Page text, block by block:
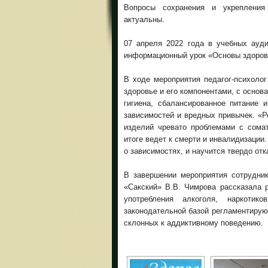
Вопросы сохранения и
актуальны.
07 апреля 2022 года в учебных
информационный урок «Основы
В ходе мероприятия педагог-
здоровье и его компонентами, с
гигиена, сбалансированное
зависимостей и вредных привычек.
изделий чревато проблемами с
итоге ведет к смерти и
о зависимостях, и научится твердо
В завершении мероприятия
«Сакский» В.В. Чимрова рассказала
употребления алкоголя,
законодательной базой
склонных к аддиктивному поведению.